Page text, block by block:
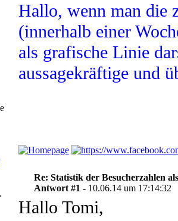
Hallo, wenn man die
(innerhalb einer
als grafische Linie
aussagekräftige und
Re: Statistik der Besucherzahlen
Antwort #1 - 10.06.14 um 17:14:32
Hallo Tomi,